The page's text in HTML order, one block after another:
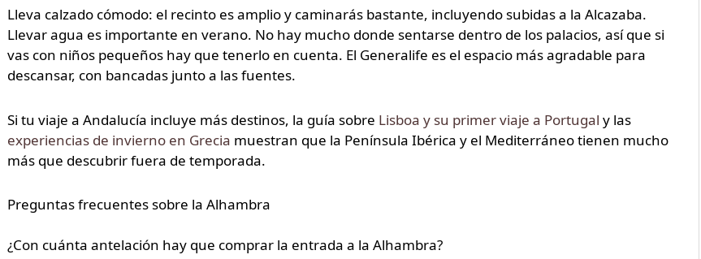
Lleva calzado cómodo: el recinto es amplio y caminarás bastante, incluyendo subidas a la Alcazaba.
Llevar agua es importante en verano. No hay mucho donde sentarse dentro de los palacios, así que si
vas con niños pequeños hay que tenerlo en cuenta. El Generalife es el espacio más agradable para
descansar, con bancadas junto a las fuentes.
Si tu viaje a Andalucía incluye más destinos, la guía sobre Lisboa y su primer viaje a Portugal y las
experiencias de invierno en Grecia muestran que la Península Ibérica y el Mediterráneo tienen mucho
más que descubrir fuera de temporada.
Preguntas frecuentes sobre la Alhambra
¿Con cuánta antelación hay que comprar la entrada a la Alhambra?